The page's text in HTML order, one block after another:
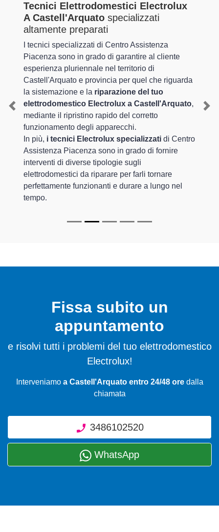
Tecnici Elettrodomestici Electrolux
A Castell'Arquato specializzati
altamente preparati
I tecnici specializzati di Centro Assistenza
Piacenza sono in grado di garantire al cliente
esperienza pluriennale nel territorio di
Castell'Arquato e provincia per quel che riguarda
la sistemazione e la riparazione del tuo
elettrodomestico Electrolux a Castell'Arquato,
mediante il ripristino rapido del corretto
funzionamento degli apparecchi.
In più, i tecnici Electrolux specializzati di Centro
Assistenza Piacenza sono in grado di fornire
interventi di diverse tipologie sugli
elettrodomestici da riparare per farli tornare
perfettamente funzionanti e durare a lungo nel
tempo.
Previous
Fissa subito un
appuntamento
e risolvi tutti i problemi del tuo elettrodomestico
Electrolux!
Interveniamo a Castell'Arquato entro 24/48 oredalla
chiamata
3486102520
WhatsApp